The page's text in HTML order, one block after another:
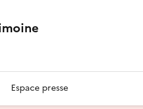
Espace presse